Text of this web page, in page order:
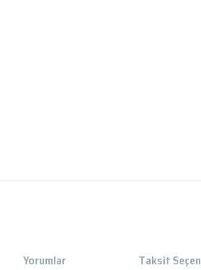
Yorumlar Taksit